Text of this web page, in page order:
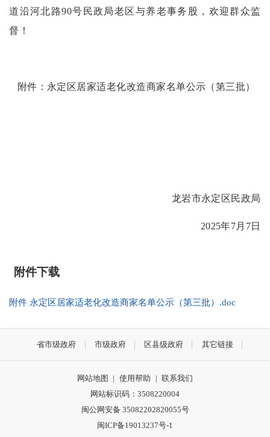
道沿河北路90号 民政局老区与养老事务股 ，欢迎群众监
督！
附件： 永定区居家适老化改造商家名单公示（第三批）
龙岩市永定区民政局
2025年7月 7日
附件下载
附件 永定区居家适老化改造商家名单公示（第三批）.doc
省市级政府 市级政府 区县级政府 其它链接
网站地图 | 使用帮助 | 联系我们
网站标识码：3508220004
闽公网安备 35082202820055号
闽ICP备19013237号-1